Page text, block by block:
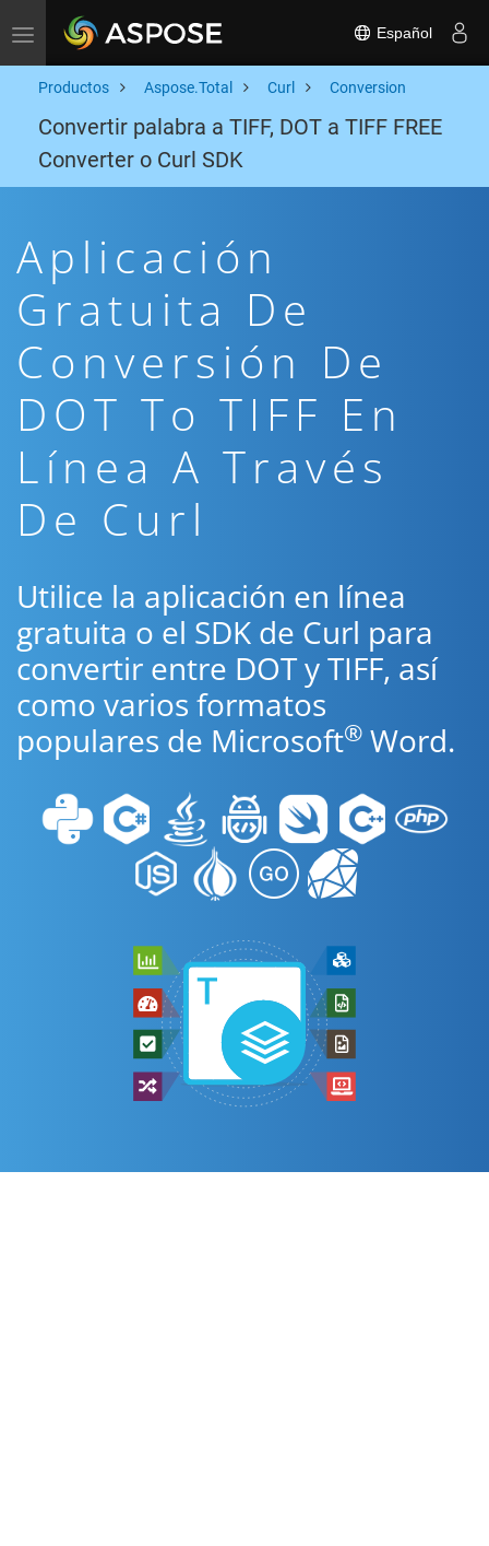
Toggle navigation Español
Productos Aspose.Total Curl Conversion
Convertir palabra a TIFF, DOT a TIFF FREE
Converter o Curl SDK
Aplicación
Gratuita De
Conversión De
DOT To TIFF En
Línea A Través
De Curl
Utilice la aplicación en línea
gratuita o el SDK de Curl para
convertir entre DOT y TIFF, así
como varios formatos
populares de Microsoft® Word.